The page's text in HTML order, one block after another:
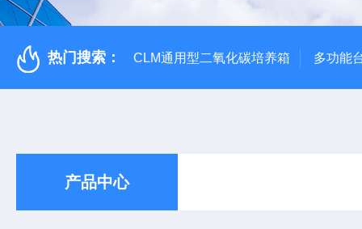
热门搜索： CLM通用型二氧化碳培养箱 多功能
产品中心